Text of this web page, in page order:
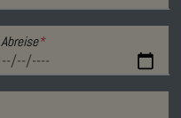
Abreise*